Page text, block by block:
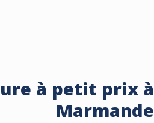
à petit prix à
Marmande